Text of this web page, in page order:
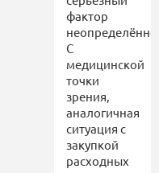
фактор
С
медицинской
точки
зрения,
аналогичная
ситуация с
закупкой
расходных